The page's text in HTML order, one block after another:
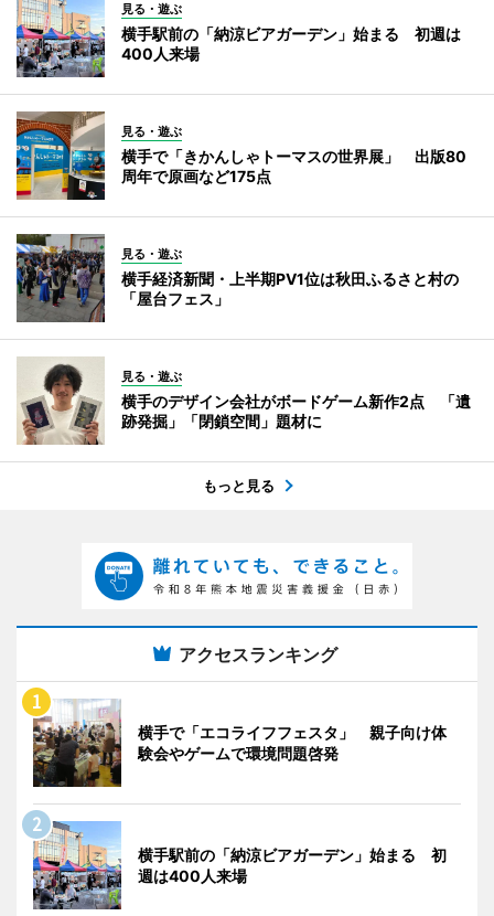
見る・遊ぶ
横手駅前の「納涼ビアガーデン」始まる 初週は
400人来場
見る・遊ぶ
横手で「きかんしゃトーマスの世界展」 出版80
周年で原画など175点
見る・遊ぶ
横手経済新聞・上半期PV1位は秋田ふるさと村の
「屋台フェス」
見る・遊ぶ
横手のデザイン会社がボードゲーム新作2点 「遺
跡発掘」「閉鎖空間」題材に
もっと見る
アクセスランキング
横手で「エコライフフェスタ」 親子向け体
験会やゲームで環境問題啓発
横手駅前の「納涼ビアガーデン」始まる 初
週は400人来場